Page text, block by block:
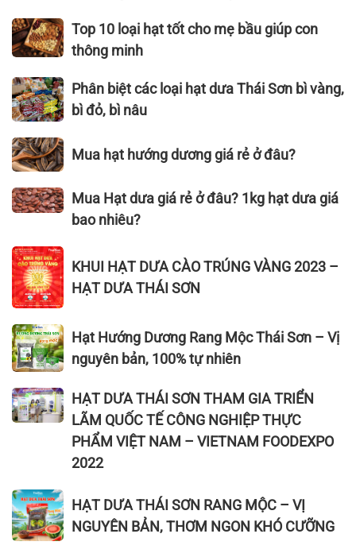
nhất
(cập
nhật
2026)
rang
muối
ngon
nhất
hiện
nay
hướng
dương
nhất,
được
nhiều
người
chọn
nay
Top
10
hạt
tốt
cho
mẹ
bầu
con
thông
Top 10 loại hạt tốt cho mẹ bầu giúp con
thông minh
Phân
biệt
các
loại
hạt
Thái
vàng,
bì
đỏ,
nâu
Phân biệt các loại hạt dưa Thái Sơn bì vàng,
bì đỏ, bì nâu
Mua
hạt
hướng
dương
ở
đâu?
Mua hạt hướng dương giá rẻ ở đâu?
Mua
Hạt
giá
rẻ
ở
đâu?
1kg
hạt
dưa
giá
bao
nhiêu?
Mua Hạt dưa giá rẻ ở đâu? 1kg hạt dưa giá
bao nhiêu?
KHUI
HẠT
DƯA
CÀO
TRÚNG
VÀNG
2023
–
HẠT
DƯA
KHUI HẠT DƯA CÀO TRÚNG VÀNG 2023 –
HẠT DƯA THÁI SƠN
Hạt
Hướng
Dương
Rang
Mộc
nguyên
bản,
100%
Hạt Hướng Dương Rang Mộc Thái Sơn – Vị
nguyên bản, 100% tự nhiên
HẠT
DƯA
GIA
TRIỂN
LÃM
HẠT DƯA THÁI SƠN THAM GIA TRIỂN
LÃM QUỐC TẾ CÔNG NGHIỆP THỰC
PHẨM VIỆT NAM – VIETNAM FOODEXPO
2022
HẠT
DƯA
THÁI
HẠT DƯA THÁI SƠN RANG MỘC – VỊ
NGUYÊN BẢN, THƠM NGON KHÓ CƯỠNG